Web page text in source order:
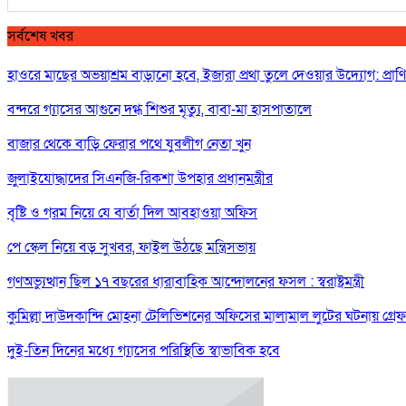
সর্বশেষ খবর
হাওরে মাছের অভয়াশ্রম বাড়ানো হবে, ইজারা প্রথা তুলে দেওয়ার উদ্যোগ:
বন্দরে গ্যাসের আগুনে দগ্ধ শিশুর মৃত্যু, বাবা-মা হাসপাতালে
বাজার থেকে বাড়ি ফেরার পথে যুবলীগ নেতা খুন
জুলাইযোদ্ধাদের সিএনজি-রিকশা উপহার প্রধানমন্ত্রীর
বৃষ্টি ও গরম নিয়ে যে বার্তা দিল আবহাওয়া অফিস
পে স্কেল নিয়ে বড় সুখবর, ফাইল উঠছে মন্ত্রিসভায়
গণঅভ্যুত্থান ছিল ১৭ বছরের ধারাবাহিক আন্দোলনের ফসল : স্বরাষ্ট্রমন্ত্রী
কুমিল্লা দাউদকান্দি মোহনা টেলিভিশনের অফিসের মালামাল লুটের ঘটনায়
দুই-তিন দিনের মধ্যে গ্যাসের পরিস্থিতি স্বাভাবিক হবে